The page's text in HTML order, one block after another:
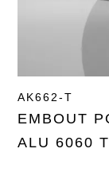
AK662-T
EMBOUT
ALU 6060